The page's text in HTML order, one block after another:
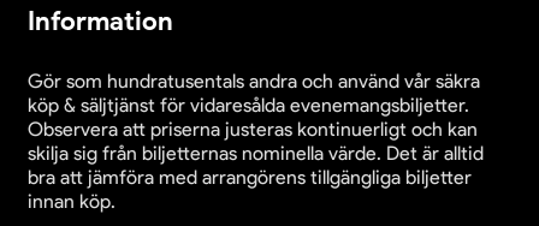
Information
Gör som hundratusentals andra och använd vår säkra
köp & säljtjänst för vidaresålda evenemangsbiljetter.
Observera att priserna justeras kontinuerligt och kan
skilja sig från biljetternas nominella värde. Det är alltid
bra att jämföra med arrangörens tillgängliga biljetter
innan köp.